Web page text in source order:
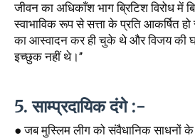
जीवन का अधिकाँश भाग ब्रिटिश विरोध में
स्वाभाविक रूप से सत्ता के प्रति आकर्षित
का आस्वादन कर ही चुके थे और विजय की
इच्छुक नहीं थे।’’
5. साम्प्रदायिक दंगे :-
● जब मुस्लिम लीग को संवैधानिक साधनों के